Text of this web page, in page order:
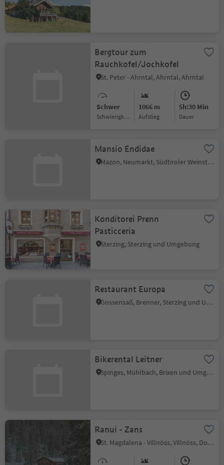
Bergtour zum
Rauchkofel/Jochkofel
St. Peter - Ahrntal, Ahrntal, Ahrntal
Schwer
Schwierigkeitsgrad
1066 m
Aufstieg
5h:30 Min
Dauer
Mansio Endidae
Mazon, Neumarkt, Südtiroler Weinstraße
Konditorei Prenn
Pasticceria
Sterzing, Sterzing und Umgebung
Restaurant Europa
Gossensaß, Brenner, Sterzing und Umgebung
Bikerental Leitner
Spinges, Mühlbach, Brixen und Umgebung
Ranui - Zans
St. Magdalena - Villnöss, Villnöss, Dolomitenregion Lüsen Villnöss